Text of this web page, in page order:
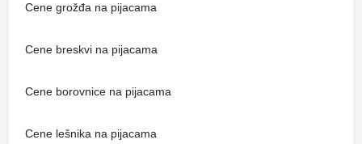
Cene grožđa na pijacama
Cene breskvi na pijacama
Cene borovnice na pijacama
Cene lešnika na pijacama